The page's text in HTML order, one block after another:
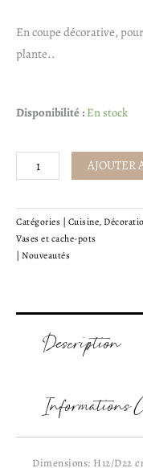
En coupe décorative,
plante..
Disponibilité : En stock
quantité
Coupelle
Lisa
bord
plié
AJOUTER
Catégories | Cuisine,
Vases et cache-pots
| Nouveautés
Description
Informations
Dimensions: H12/D22